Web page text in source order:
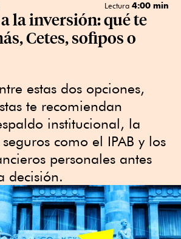
Lectura 4:00 min
la inversión: qué te
Cetes, sofipos o
estas dos opciones,
te recomiendan
institucional, la
como el IPAB y los
personales antes
decisión.